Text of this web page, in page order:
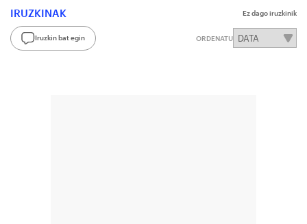
IRUZKINAK Ez dago iruzkinik
Iruzkin bat egin ORDENATU